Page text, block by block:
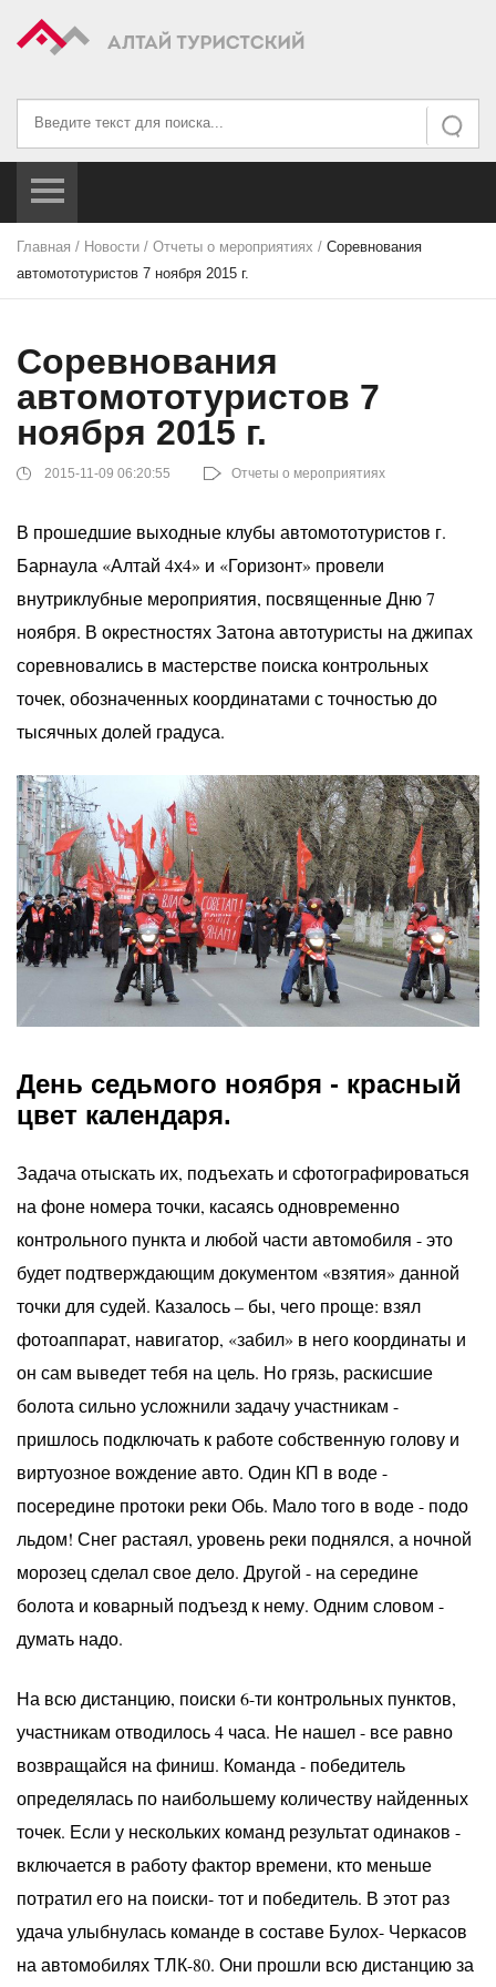
Искать
Искать...
Главная / Новости / Отчеты о мероприятиях / Соревнования
автомототуристов 7 ноября 2015 г.
Соревнования
автомототуристов 7
ноября 2015 г.
2015-11-09 06:20:55 Отчеты о мероприятиях
В прошедшие выходные клубы автомототуристов г.
Барнаула «Алтай 4х4» и «Горизонт» провели
внутриклубные мероприятия, посвященные Дню 7
ноября. В окрестностях Затона автотуристы на джипах
соревновались в мастерстве поиска контрольных
точек, обозначенных координатами с точностью до
тысячных долей градуса.
День седьмого ноября - красный
цвет календаря.
Задача отыскать их, подъехать и сфотографироваться
на фоне номера точки, касаясь одновременно
контрольного пункта и любой части автомобиля - это
будет подтверждающим документом «взятия» данной
точки для судей. Казалось – бы, чего проще: взял
фотоаппарат, навигатор, «забил» в него координаты и
он сам выведет тебя на цель. Но грязь, раскисшие
болота сильно усложнили задачу участникам -
пришлось подключать к работе собственную голову и
виртуозное вождение авто. Один КП в воде -
посередине протоки реки Обь. Мало того в воде - подо
льдом! Снег растаял, уровень реки поднялся, а ночной
морозец сделал свое дело. Другой - на середине
болота и коварный подъезд к нему. Одним словом -
думать надо.
На всю дистанцию, поиски 6-ти контрольных пунктов,
участникам отводилось 4 часа. Не нашел - все равно
возвращайся на финиш. Команда - победитель
определялась по наибольшему количеству найденных
точек. Если у нескольких команд результат одинаков -
включается в работу фактор времени, кто меньше
потратил его на поиски- тот и победитель. В этот раз
удача улыбнулась команде в составе Булох- Черкасов
на автомобилях ТЛК-80. Они прошли всю дистанцию за